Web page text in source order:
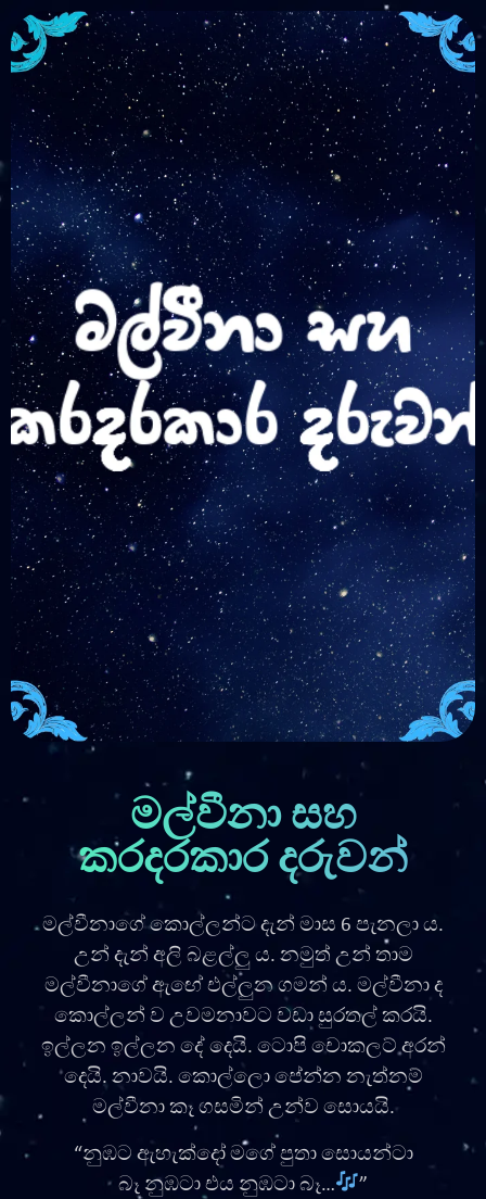
මල්වීනා සහ
කරදරකාර දරුවන්
මල්වීනාගේ කොල්ලන්ට දැන් මාස 6 පැනලා ය.
උන් දැන් අලි බළල්ලු ය. නමුත් උන් තාම
මල්වීනාගේ ඇඟේ එල්ලුන ගමන් ය. මල්වීනා ද
කොල්ලන් ව උවමනාවට වඩා සුරතල් කරයි.
ඉල්ලන ඉල්ලන දේ දෙයි. ටොපි චොකලට් අරන්
දෙයි. නාවයි. කොල්ලො පේන්න නැත්නම්
මල්වීනා කෑ ගසමින් උන්ව සොයයි.
“නුඹට ඇහැක්දෝ මගේ පුතා සොයන්ටා
බෑ නුඹටා එය නුඹටා බෑ…
”